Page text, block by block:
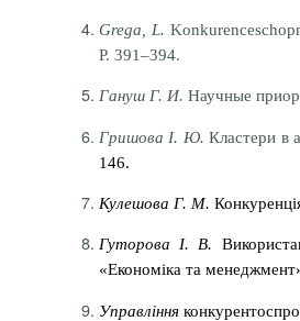
Grega, L.
Р. 391–394.
Гануш Г. И. Научные
Гришова І. Ю. Кластери в
146.
Кулешова Г. М.
Гуторова І. В.
«Економіка та
Управління